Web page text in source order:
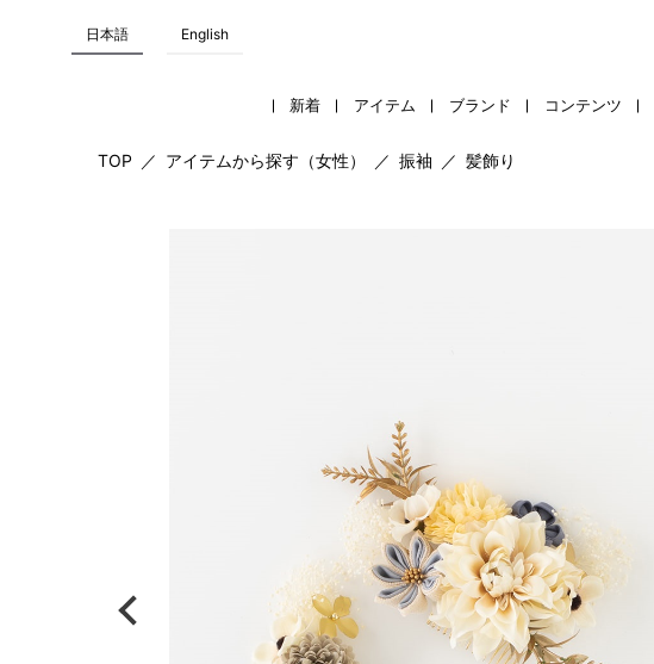
日本語 English
新着 アイテム ブランド コンテンツ
TOP ／ アイテムから探す（女性） ／ 振袖 ／ 髪飾り